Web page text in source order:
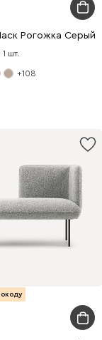
Рогожка
шт.
+108